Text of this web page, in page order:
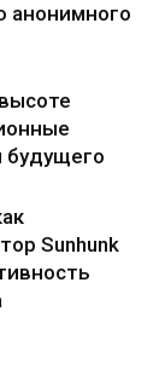
анонимного
будущего
Sunhunk